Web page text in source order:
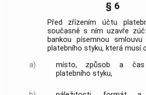
§ 6
Před zřízením účtu
současně s ním uzavře
bankou písemnou
platebního styku, která musí
a)
místo, způsob a čas
platebního styku,